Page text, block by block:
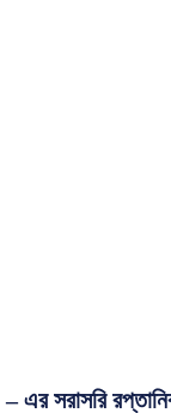
এর সরাসরি